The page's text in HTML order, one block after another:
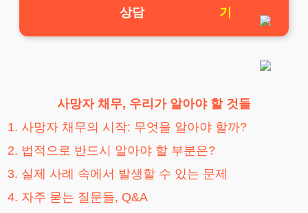
상담
기
사망자 채무, 우리가 알아야 할 것들
1. 사망자 채무의 시작: 무엇을 알아야 할까?
2. 법적으로 반드시 알아야 할 부분은?
3. 실제 사례 속에서 발생할 수 있는 문제
4. 자주 묻는 질문들, Q&A